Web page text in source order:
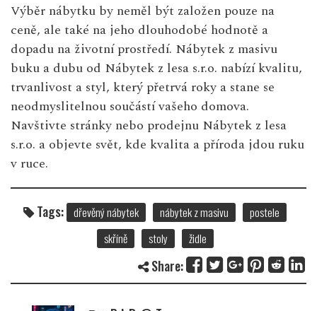
Výběr nábytku by neměl být založen pouze na
ceně, ale také na jeho dlouhodobé hodnotě a
dopadu na životní prostředí. Nábytek z masivu
buku a dubu od Nábytek z lesa s.r.o. nabízí kvalitu,
trvanlivost a styl, který přetrvá roky a stane se
neodmyslitelnou součástí vašeho domova.
Navštivte stránky nebo prodejnu Nábytek z lesa
s.r.o. a objevte svět, kde kvalita a příroda jdou ruku
v ruce.
Tags: dřevěný nábytek nábytek z masivu
postele
skříně
stoly židle
Share: